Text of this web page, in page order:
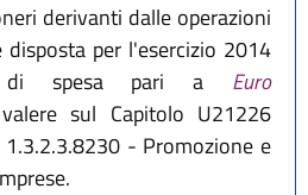
derivanti dalle operazioni
per l'esercizio 2014
di spesa pari a Euro
sul Capitolo U21226
- Promozione e